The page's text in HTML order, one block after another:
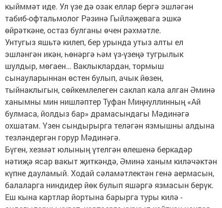
кыйммәт иде. Ул үзе дә озак еллар бергә эшләгән
табиб-офтальмолог Рәзинә Гыйләҗевага эшкә
өйрәткәне, остаз булганы өчен рәхмәтле.
Унтугыз яшьтә килеп, бер урында утыз алты ел
эшләнгән икән, һөнәргә һәм үз-үзеңә тугрылык
шулдыр, мөгаен… Ваклыклардан, тормыш
сынауларыннан өстен булып, ачык йөзен,
тыйнаклыгын, сөйкемлелеген саклап кала алган Әминә
ханымны мин нишләптер Туфан Миңнуллинның «Ай
булмаса, йолдыз бар» драмасындагы Мәдинәгә
охшатам. Үзен сындырырга теләгән язмышны алдына
тезләндергән горур Мәдинәгә.
Бүген, хезмәт юлының үтелгән өлешенә беркадәр
нәтиҗә ясар вакыт җиткәндә, Әминә ханым киләчәктән
күпне дауламый. Ходай сәламәтлектән генә аермасын,
балаларга ниндидер йөк булып яшәргә язмасын берүк.
Еш кына картлар йортына барырга туры килә -